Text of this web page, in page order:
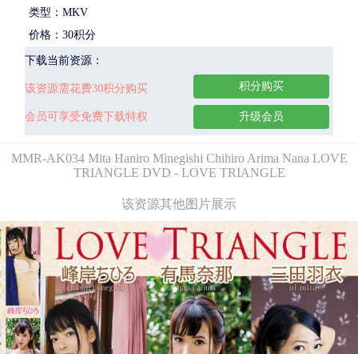
类型：MKV
价格：30积分
下载当前资源：
该资源需花费30积分购买
会员可享受免费下载特权
积分购买
升级会员
MMR-AK034 Mita Haniro Minegishi Chihiro Arima Nana LOVE
TRIANGLE DVD - LOVE TRIANGLE
该资源其他图片展示